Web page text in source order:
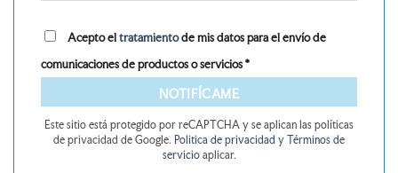
Acepto eltratamientode mis datos para el envío de
comunicaciones de productos o servicios *
NOTIFÍCAME
Este sitio está protegido por reCAPTCHA y se aplican las políticas
de privacidad de Google. Politica de privacidad y Términos de
servicio aplicar.